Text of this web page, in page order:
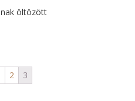
öltözött
2 3